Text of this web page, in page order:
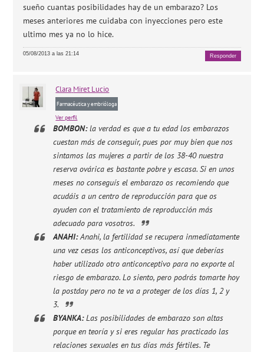
sueño cuantas posibilidades hay de un embarazo? Los
meses anteriores me cuidaba con inyecciones pero este
ultimo mes ya no lo hice.
05/08/2013 a las 21:14 Responder
Clara Miret Lucio
Farmacéutica y embrióloga
Ver perfil
BOMBON:la verdad es que a tu edad los embarazos
cuestan más de conseguir, pues por muy bien que nos
sintamos las mujeres a partir de los 38-40 nuestra
reserva ovárica es bastante pobre y escasa. Si en unos
meses no conseguís el embarazo os recomiendo que
acudáis a un centro de reproducción para que os
ayuden con el tratamiento de reproducción más
adecuado para vosotros.
ANAHI:Anahi, la fertilidad se recupera inmediatamente
una vez cesas los anticonceptivos, así que deberías
haber utilizado otro anticonceptivo para no exporte al
riesgo de embarazo. Lo siento, pero podrás tomarte hoy
la postday pero no te va a proteger de los días 1, 2 y
3.
BYANKA:Las posibilidades de embarazo son altas
porque en teoría y si eres regular has practicado las
relaciones sexuales en tus días más fértiles. Te